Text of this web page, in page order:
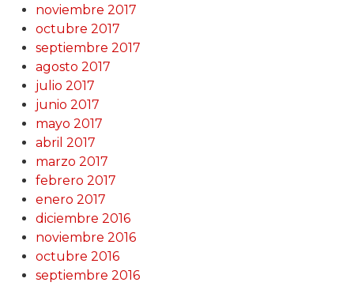
noviembre 2017
octubre 2017
septiembre 2017
agosto 2017
julio 2017
junio 2017
mayo 2017
abril 2017
marzo 2017
febrero 2017
enero 2017
diciembre 2016
noviembre 2016
octubre 2016
septiembre 2016